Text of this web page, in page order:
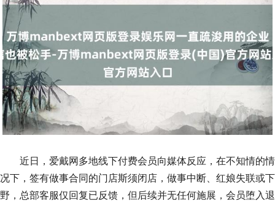
近日，爱戴网多地线下付费会员向媒体反应，在不知情的情
况下，签有做事合同的门店斯须闭店，做事中断、红娘失联或下
野，总部客服仅回复已反馈，但后续并无任何施展，会员堕入退